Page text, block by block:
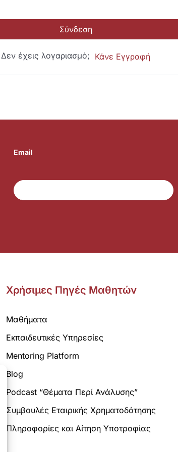
Σύνδεση
Δεν έχεις λογαριασμό; Κάνε Εγγραφή
Email
Χρήσιμες Πηγές Μαθητών
Μαθήματα
Εκπαιδευτικές Υπηρεσίες
Mentoring Platform
Blog
Podcast “Θέματα Περί Ανάλυσης”
Συμβουλές Εταιρικής Χρηματοδότησης
Πληροφορίες και Αίτηση Υποτροφίας